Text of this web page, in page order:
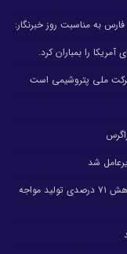
به مناسبت روز خبرنگار:
را بمباران کرد.
ملی پتروشیمی است
شد
پتروشیمی اروند پس از اختلالات ناشی از جنگ، با کاهش ۷۱ درصدی تولید مواجه